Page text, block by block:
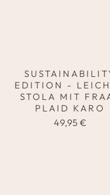
EDITION -
STOLA MIT
PLAID KARO
49,95 €